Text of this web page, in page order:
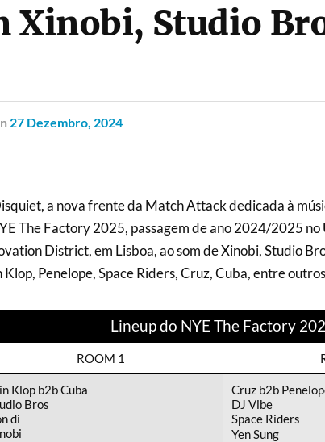
Xinobi, Studio
27 Dezembro, 2024
a nova frente da Match Attack dedicada à
The Factory 2025, passagem de ano 2024/2025
District, em Lisboa, ao som de Xinobi, Studio
Klop, Penelope, Space Riders, Cruz, Cuba, entre
Lineup do NYE The Factory
ROOM 1
Klop b2b Cuba
Bros
di
Cruz b2b
DJ Vibe
Space Riders
Yen Sung